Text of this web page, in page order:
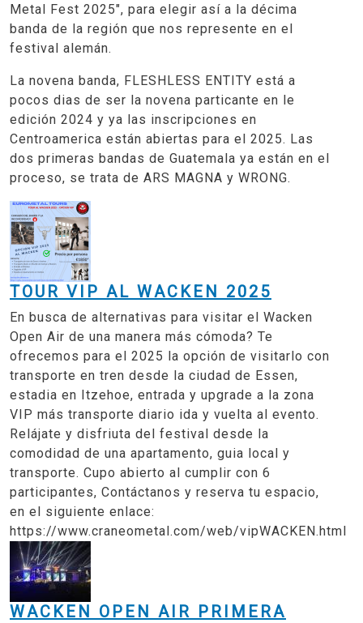
Metal Fest 2025", para elegir así a la décima
banda de la región que nos represente en el
festival alemán.
La novena banda, FLESHLESS ENTITY está a
pocos dias de ser la novena particante en le
edición 2024 y ya las inscripciones en
Centroamerica están abiertas para el 2025. Las
dos primeras bandas de Guatemala ya están en el
proceso, se trata de ARS MAGNA y WRONG.
TOUR VIP AL WACKEN 2025
En busca de alternativas para visitar el Wacken
Open Air de una manera más cómoda? Te
ofrecemos para el 2025 la opción de visitarlo con
transporte en tren desde la ciudad de Essen,
estadia en Itzehoe, entrada y upgrade a la zona
VIP más transporte diario ida y vuelta al evento.
Relájate y disfriuta del festival desde la
comodidad de una apartamento, guia local y
transporte. Cupo abierto al cumplir con 6
participantes, Contáctanos y reserva tu espacio,
en el siguiente enlace:
https://www.craneometal.com/web/vipWACKEN.html
WACKEN OPEN AIR PRIMERA